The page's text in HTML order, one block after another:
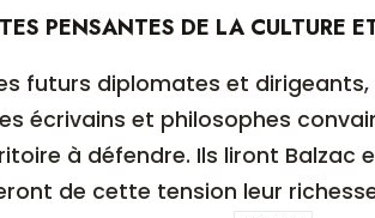
PENSANTES DE LA CULTURE
écrivains et philosophes
à défendre. Ils liront Balzac
de cette tension leur